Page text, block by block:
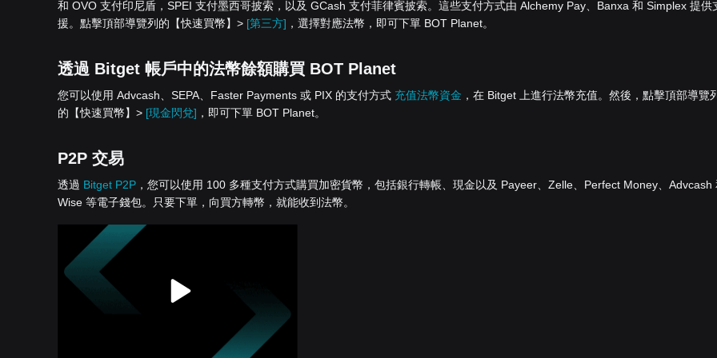
和 OVO 支付印尼盾，SPEI 支付墨西哥披索，以及 GCash 支付菲律賓披索。這些支付方式由 Alchemy Pay、Banxa 和 Simplex 提供
援。點擊頂部導覽列的【快速買幣】> [第三方] ，選擇對應法幣，即可下單 BOT Planet。
透過 Bitget 帳戶中的法幣餘額購買 BOT Planet
您可以使用 Advcash、SEPA、Faster Payments 或 PIX 的支付方式 充值法幣資金 ，在 Bitget 上進行法幣充值。然後，點擊頂部導覽
的【快速買幣】> [現金閃兌] ，即可下單 BOT Planet。
P2P 交易
透過 Bitget P2P ，您可以使用 100 多種支付方式購買加密貨幣，包括銀行轉帳、現金以及 Payeer、Zelle、Perfect Money、Advcash
Wise 等電子錢包。只要下單，向買方轉幣，就能收到法幣。